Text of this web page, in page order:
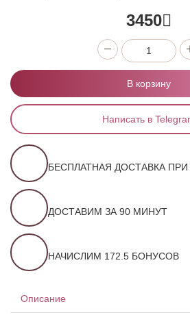
3450
В корзину
Написать в
БЕСПЛАТНАЯ ДОСТАВКА ПРИ
ДОСТАВИМ ЗА 90 МИНУТ
НАЧИСЛИМ 172.5 БОНУСОВ
Описание